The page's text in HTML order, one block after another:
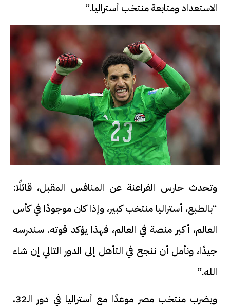
الاستعداد ومتابعة منتخب أستراليا.”
وتحدث حارس الفراعنة عن المنافس المقبل، قائلًا:
“بالطبع، أستراليا منتخب كبير، وإذا كان موجودًا في كأس
العالم، أكبر منصة في العالم، فهذا يؤكد قوته. سندرسه
جيدًا، ونأمل أن ننجح في التأهل إلى الدور التالي إن شاء
الله.”
ويضرب منتخب مصر موعدًا مع أستراليا في دور الـ32،